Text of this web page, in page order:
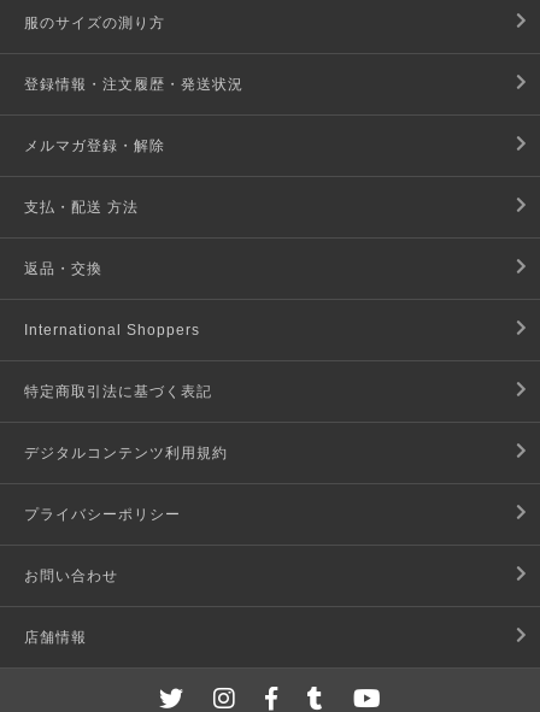
服のサイズの測り方
登録情報・注文履歴・発送状況
メルマガ登録・解除
支払・配送 方法
返品・交換
International Shoppers
特定商取引法に基づく表記
デジタルコンテンツ利用規約
プライバシーポリシー
お問い合わせ
店舗情報